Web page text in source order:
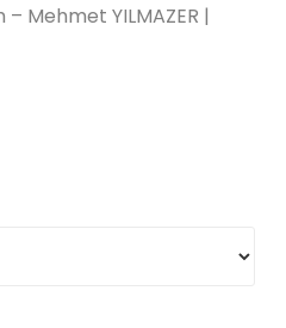
Mehmet YILMAZER |